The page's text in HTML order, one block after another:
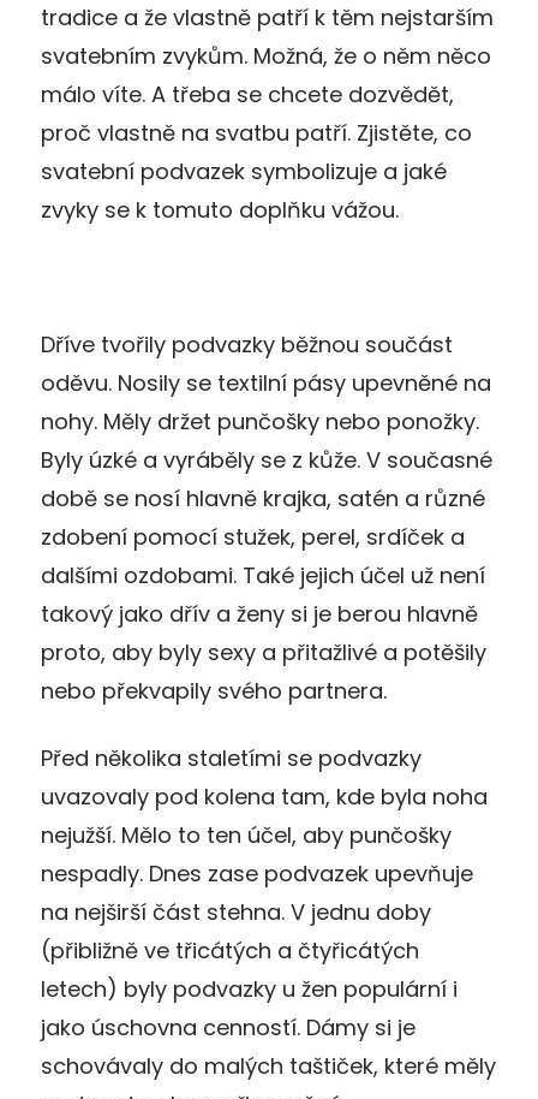
tradice a že vlastně patří k těm nejstarším
svatebním zvykům. Možná, že o něm něco
málo víte. A třeba se chcete dozvědět,
proč vlastně na svatbu patří. Zjistěte, co
svatební podvazek symbolizuje a jaké
zvyky se k tomuto doplňku vážou.
Dříve tvořily podvazky běžnou součást
oděvu. Nosily se textilní pásy upevněné na
nohy. Měly držet punčošky nebo ponožky.
Byly úzké a vyráběly se z kůže. V současné
době se nosí hlavně krajka, satén a různé
zdobení pomocí stužek, perel, srdíček a
dalšími ozdobami. Také jejich účel už není
takový jako dřív a ženy si je berou hlavně
proto, aby byly sexy a přitažlivé a potěšily
nebo překvapily svého partnera.
Před několika staletími se podvazky
uvazovaly pod kolena tam, kde byla noha
nejužší. Mělo to ten účel, aby punčošky
nespadly. Dnes zase podvazek upevňuje
na nejširší část stehna. V jednu doby
(přibližně ve třicátých a čtyřicátých
letech) byly podvazky u žen populární i
jako úschovna cenností. Dámy si je
schovávaly do malých taštiček, které měly